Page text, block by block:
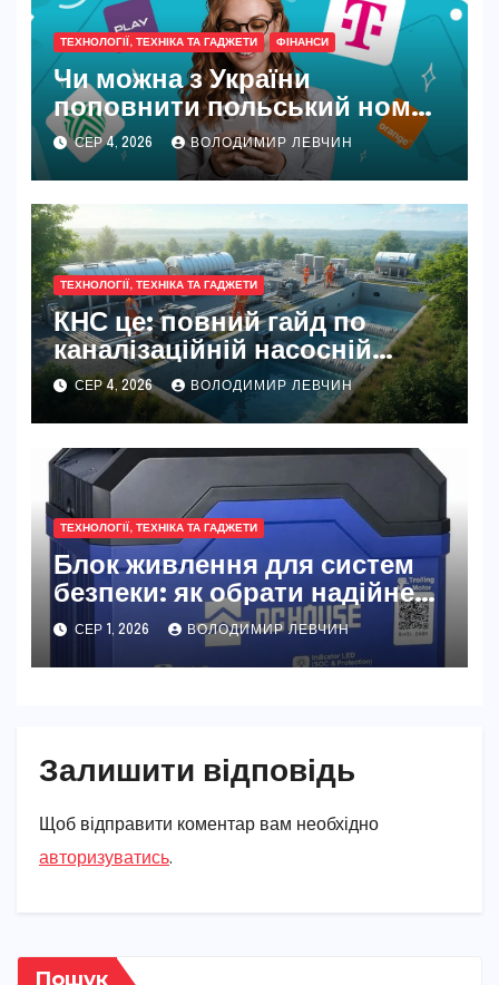
ТЕХНОЛОГІЇ, ТЕХНІКА ТА ГАДЖЕТИ ФІНАНСИ
Чи можна з України
поповнити польський номер
у 2026 році
СЕР 4, 2026 ВОЛОДИМИР ЛЕВЧИН
ТЕХНОЛОГІЇ, ТЕХНІКА ТА ГАДЖЕТИ
КНС це: повний гайд по
каналізаційній насосній
станції
СЕР 4, 2026 ВОЛОДИМИР ЛЕВЧИН
ТЕХНОЛОГІЇ, ТЕХНІКА ТА ГАДЖЕТИ
Блок живлення для систем
безпеки: як обрати надійне
джерело живлення
СЕР 1, 2026 ВОЛОДИМИР ЛЕВЧИН
Залишити відповідь
Щоб відправити коментар вам необхідно
авторизуватись.
Пошук